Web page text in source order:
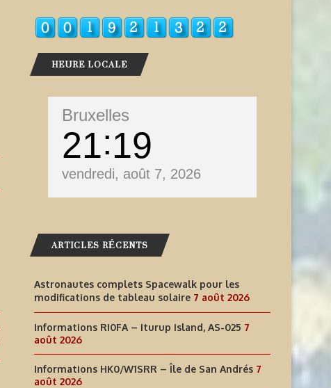
HEURE LOCALE
Bruxelles
21 19
vendredi, août 7, 2026
ARTICLES RÉCENTS
Astronautes complets Spacewalk pour les
modifications de tableau solaire 7 août 2026
Informations RI0FA – Iturup Island, AS-025 7
août 2026
Informations HK0/W1SRR – Île de San Andrés 7
août 2026